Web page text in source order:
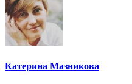
Катерина Мазникова